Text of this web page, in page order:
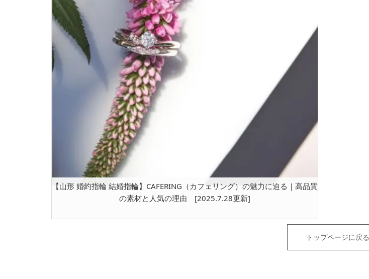
【山形 婚約指輪 結婚指輪】CAFERING（カフェリング）の魅力に迫る｜高品質
の素材と人気の理由 [2025.7.28更新]
トップページに戻る